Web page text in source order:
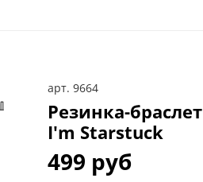
арт. 9664
Резинка-
I'm Starstuck
499 руб